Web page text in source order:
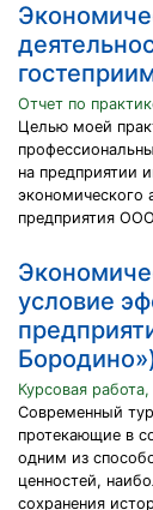
Отчет по
Целью моей
на предприятии
экономического
предприятия
условие
Курсовая
Современный
протекающие в
одним из
ценностей,
сохранения